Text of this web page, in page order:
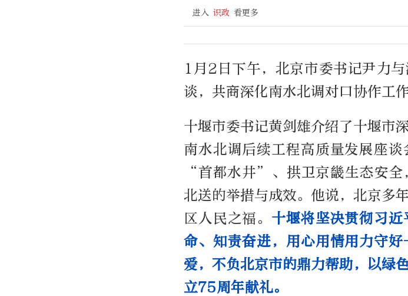
进入 识政 看更多
1月2日下午，北京市委书记尹力
谈，共商深化南水北调对口协作工作
十堰市委书记黄剑雄介绍了十堰市
南水北调后续工程高质量发展座
“首都水井”、拱卫京畿生态安全
北送的举措与成效。他说，北京多
区人民之福。 十堰将坚决贯彻习
命、知责奋进，用心用情用力守
爱，不负北京市的鼎力帮助，以绿
立75周年献礼。